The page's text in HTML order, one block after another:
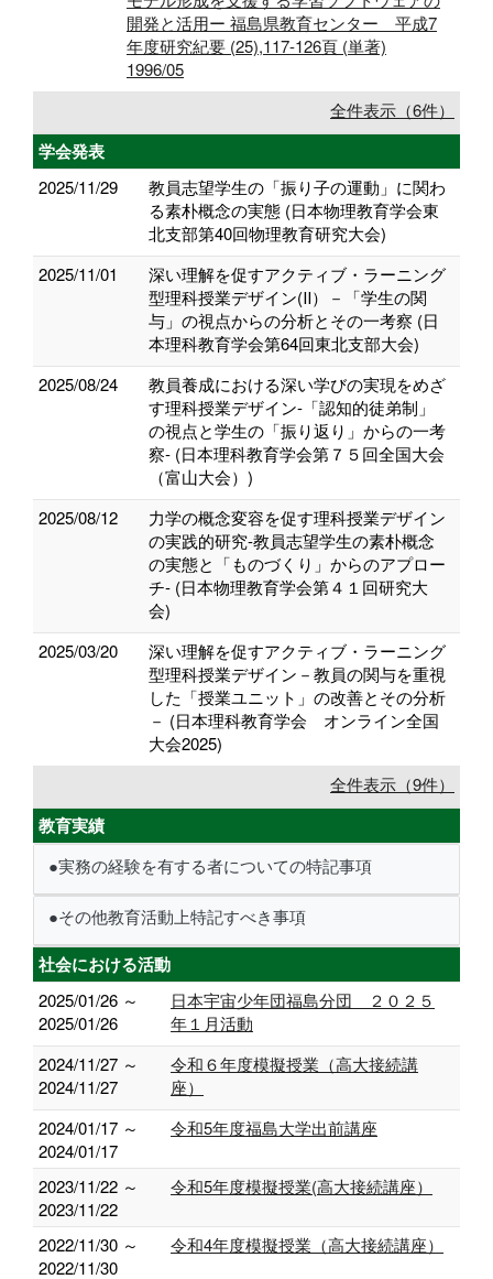
開発と活用ー 福島県教育センター 平成7
年度研究紀要 (25),117-126頁 (単著)
1996/05
全件表示（6件）
学会発表
2025/11/29
教員志望学生の「振り子の運動」に関わ
る素朴概念の実態 (日本物理教育学会東
北支部第40回物理教育研究大会)
2025/11/01
深い理解を促すアクティブ・ラーニング
型理科授業デザイン(Ⅱ）－「学生の関
与」の視点からの分析とその一考察 (日
本理科教育学会第64回東北支部大会)
2025/08/24
教員養成における深い学びの実現をめざ
す理科授業デザイン-「認知的徒弟制」
の視点と学生の「振り返り」からの一考
察- (日本理科教育学会第７５回全国大会
（富山大会）)
2025/08/12
力学の概念変容を促す理科授業デザイン
の実践的研究-教員志望学生の素朴概念
の実態と「ものづくり」からのアプロー
チ- (日本物理教育学会第４１回研究大
会)
2025/03/20
深い理解を促すアクティブ・ラーニング
型理科授業デザイン－教員の関与を重視
した「授業ユニット」の改善とその分析
－ (日本理科教育学会 オンライン全国
大会2025)
全件表示（9件）
教育実績
●実務の経験を有する者についての特記事項
●その他教育活動上特記すべき事項
社会における活動
2025/01/26 ～
2025/01/26
日本宇宙少年団福島分団 ２０２５
年１月活動
2024/11/27 ～
2024/11/27
令和６年度模擬授業（高大接続講
座）
2024/01/17 ～
2024/01/17
令和5年度福島大学出前講座
2023/11/22 ～
2023/11/22
令和5年度模擬授業(高大接続講座）
2022/11/30 ～
2022/11/30
令和4年度模擬授業（高大接続講座）